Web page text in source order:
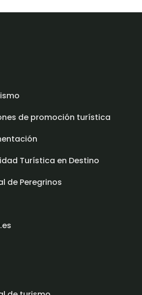
de promoción turística
Turística en Destino
de Peregrinos